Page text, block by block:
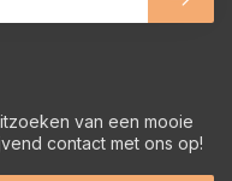
van een mooie
contact met ons op!